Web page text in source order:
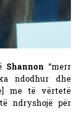
Shannon “merr
ndodhur dhe
me të vërtetë
ndryshojë për